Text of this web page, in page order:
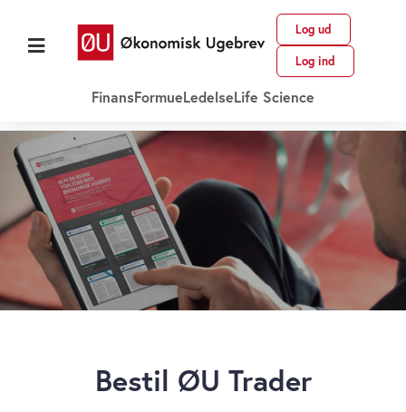
Log ud
Log ind
FinansFormueLedelseLife Science
Bestil ØU Trader